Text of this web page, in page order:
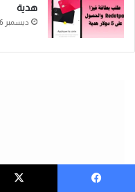
هدية
ديسمبر 26, 2025